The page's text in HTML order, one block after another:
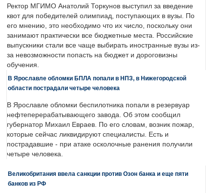
Ректор МГИМО Анатолий Торкунов выступил за введение
квот для победителей олимпиад, поступающих в вузы. По
его мнению, это необходимо что их число, поскольку они
занимают практически все бюджетные места. Российские
выпускники стали все чаще выбирать иностранные вузы из-
за невозможности попасть на бюджет и дороговизны
обучения.
В Ярославле обломки БПЛА попали в НПЗ, в Нижегородской
области пострадали четыре человека
В Ярославле обломки беспилотника попали в резервуар
нефтеперерабатывающего завода. Об этом сообщил
губернатор Михаил Евраев. По его словам, возник пожар,
которые сейчас ликвидируют специалисты. Есть и
пострадавшие - при атаке осколочные ранения получили
четыре человека.
Великобритания ввела санкции против Озон банка и еще пяти
банков из РФ